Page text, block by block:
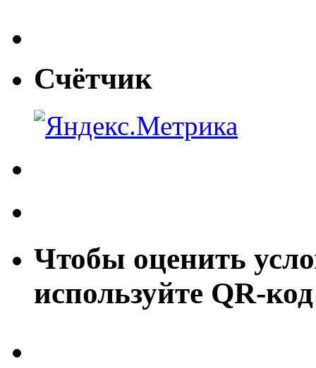
Счётчик
Чтобы оценить
используйте QR-код